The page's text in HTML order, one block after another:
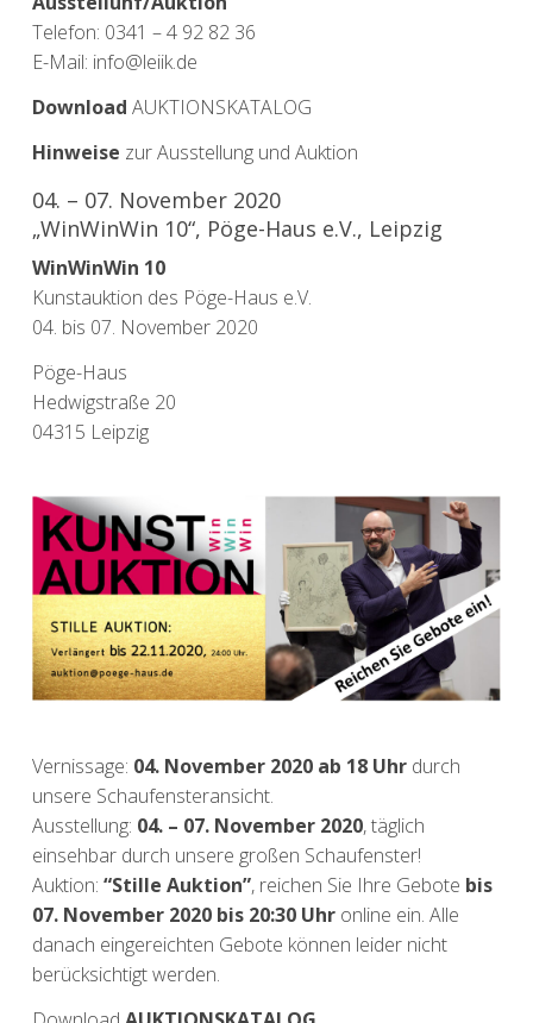
Telefon: 0341 – 4 92 82 36
E-Mail: info@leiik.de
Download AUKTIONSKATALOG
Hinweise zur Ausstellung und Auktion
04. – 07. November 2020
„WinWinWin 10“, Pöge-Haus e.V., Leipzig
WinWinWin 10
Kunstauktion des Pöge-Haus e.V.
04. bis 07. November 2020
Pöge-Haus
Hedwigstraße 20
04315 Leipzig
Vernissage: 04. November 2020 ab 18 Uhrdurch
unsere Schaufensteransicht.
Ausstellung: 04. – 07. November 2020, täglich
einsehbar durch unsere großen Schaufenster!
Auktion: “Stille Auktion”, reichen Sie Ihre Gebote bis
07. November 2020 bis 20:30 Uhronline ein. Alle
danach eingereichten Gebote können leider nicht
berücksichtigt werden.